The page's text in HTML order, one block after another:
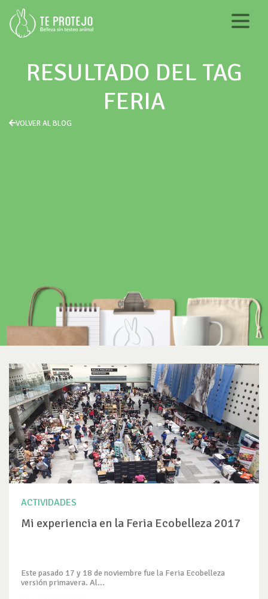
RESULTADO DEL TAG
FERIA
VOLVER AL BLOG
ACTIVIDADES
Mi experiencia en la Feria Ecobelleza 2017
Este pasado 17 y 18 de noviembre fue la Feria Ecobelleza
versión primavera. Al...